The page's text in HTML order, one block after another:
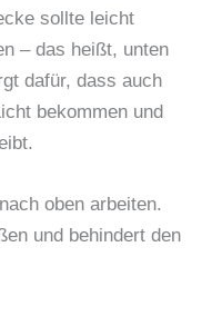
sollte leicht
– das heißt, unten
dafür, dass auch
bekommen und
oben arbeiten.
und behindert den